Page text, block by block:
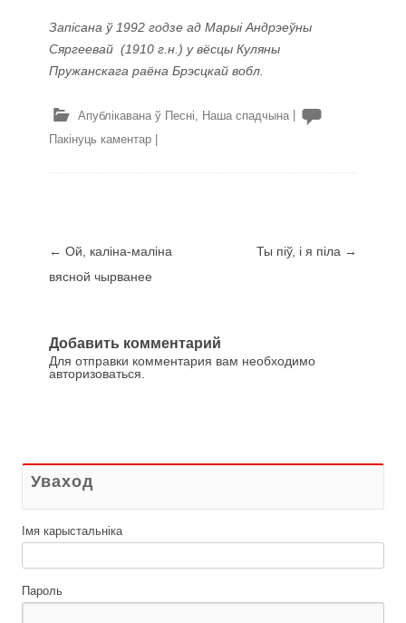
Запісана ў 1992 годзе ад Марыі Андрэеўны
Сяргеевай (1910 г.н.) у вёсцы Куляны
Пружанскага раёна Брэсцкай вобл.
Апублікавана ў Песні Наша спадчына
Пакінуць каментар
Навігацыя запіса
← Ой, каліна-маліна
вясной чырванее
Ты піў, і я піла →
Добавить комментарий
Для отправки комментария вам необходимо
авторизоваться
Уваход
Імя карыстальніка
Пароль